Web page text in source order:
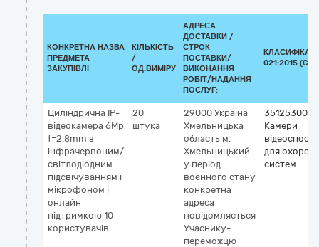
КОНКРЕТНА НАЗВА
ПРЕДМЕТА
ЗАКУПІВЛІ
КІЛЬКІСТЬ
/
ОД.ВИМІРУ
АДРЕСА
ДОСТАВКИ /
СТРОК
ПОСТАВКИ/
ВИКОНАННЯ
РОБІТ/НАДАННЯ
ПОСЛУГ:
021:2015
Циліндрична IP-
відеокамера 6Mp
f=2.8mm з
інфрачервоним/
світлодіодним
підсвічуванням і
мікрофоном і
онлайн
підтримкою 10
користувачів
20
штука
29000 Україна
Хмельницька
область м.
Хмельницький
у період
воєнного стану
конкретна
адреса
повідомляється
Учаснику-
переможцю
35125300-2
Камери
для
систем